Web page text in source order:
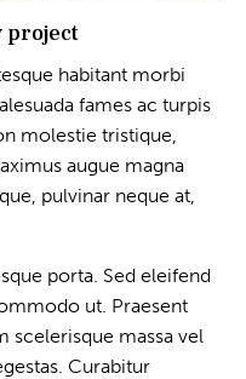
project
habitant morbi
fames ac turpis
molestie tristique,
augue magna
pulvinar neque at,
porta. Sed eleifend
ut. Praesent
scelerisque massa vel
Curabitur